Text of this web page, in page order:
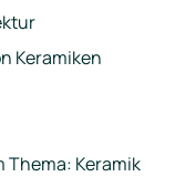
Keramiken
Thema: Keramik